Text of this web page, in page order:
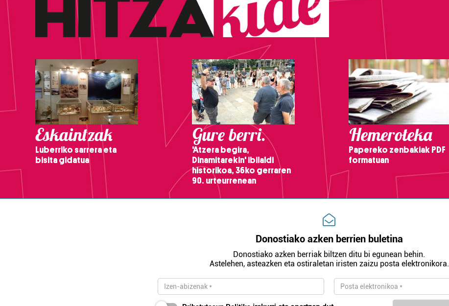
Eskaintzak
Luberriko sarrera eta
bisita gidatua
Gure berri.
'Atzera begira,
Dinamitarekin' ibilaldi
historikoa, 36ko gerraren
90. urteurrenean
Hemeroteka
Papereko zenbakiak PDF
formatuan
Donostiako azken berrien buletina
Donostiako azken berriak biltzen ditu bi egunean behin.
Astelehen, asteazken eta ostiraletan iristen zaizu posta elektronikora.